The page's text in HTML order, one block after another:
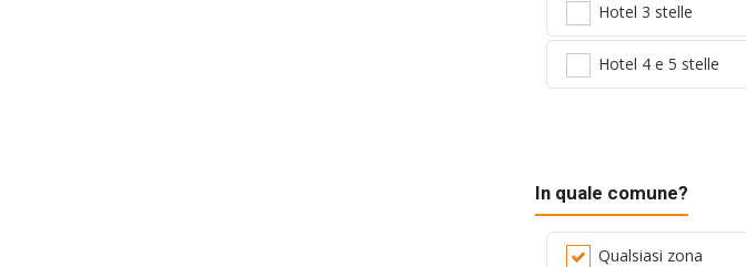
Hotel 3 stelle
Hotel 4 e 5 stelle
In quale comune?
Qualsiasi zona